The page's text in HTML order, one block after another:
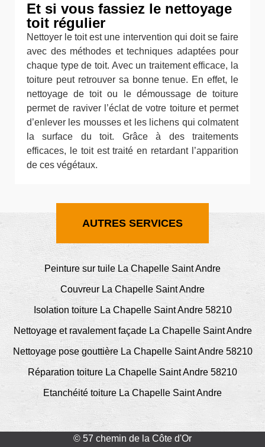
Et si vous fassiez le nettoyage
toit régulier
Nettoyer le toit est une intervention qui doit se faire
avec des méthodes et techniques adaptées pour
chaque type de toit. Avec un traitement efficace, la
toiture peut retrouver sa bonne tenue. En effet, le
nettoyage de toit ou le démoussage de toiture
permet de raviver l’éclat de votre toiture et permet
d’enlever les mousses et les lichens qui colmatent
la surface du toit. Grâce à des traitements
efficaces, le toit est traité en retardant l’apparition
de ces végétaux.
AUTRES SERVICES
Peinture sur tuile La Chapelle Saint Andre
Couvreur La Chapelle Saint Andre
Isolation toiture La Chapelle Saint Andre 58210
Nettoyage et ravalement façade La Chapelle Saint Andre
Nettoyage pose gouttière La Chapelle Saint Andre 58210
Réparation toiture La Chapelle Saint Andre 58210
Etanchéité toiture La Chapelle Saint Andre
© 57 chemin de la Côte d'Or